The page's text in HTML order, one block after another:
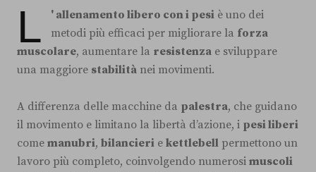
L ' allenamento libero con i pesi è uno dei
metodi più efficaci per migliorare la forza
muscolare, aumentare la resistenza e sviluppare
una maggiore stabilità nei movimenti.
A differenza delle macchine da palestra, che guidano
il movimento e limitano la libertà d’azione, i pesi liberi
come manubri, bilancieri e kettlebell permettono un
lavoro più completo, coinvolgendo numerosi muscoli